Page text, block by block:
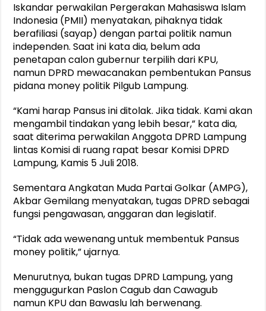
Iskandar perwakilan Pergerakan Mahasiswa Islam
Indonesia (PMII) menyatakan, pihaknya tidak
berafiliasi (sayap) dengan partai politik namun
independen. Saat ini kata dia, belum ada
penetapan calon gubernur terpilih dari KPU,
namun DPRD mewacanakan pembentukan Pansus
pidana money politik Pilgub Lampung.
“Kami harap Pansus ini ditolak. Jika tidak. Kami akan
mengambil tindakan yang lebih besar,” kata dia,
saat diterima perwakilan Anggota DPRD Lampung
lintas Komisi di ruang rapat besar Komisi DPRD
Lampung, Kamis 5 Juli 2018.
Sementara Angkatan Muda Partai Golkar (AMPG),
Akbar Gemilang menyatakan, tugas DPRD sebagai
fungsi pengawasan, anggaran dan legislatif.
“Tidak ada wewenang untuk membentuk Pansus
money politik,” ujarnya.
Menurutnya, bukan tugas DPRD Lampung, yang
menggugurkan Paslon Cagub dan Cawagub
namun KPU dan Bawaslu lah berwenang.